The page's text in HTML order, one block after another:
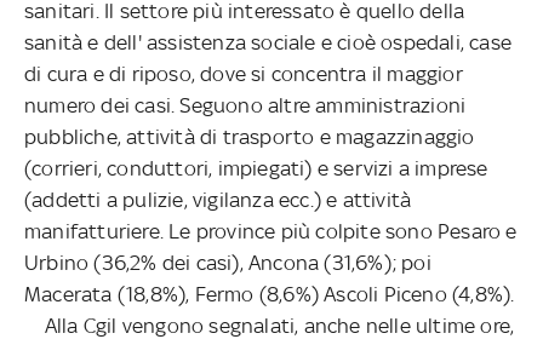
sanitari. Il settore più interessato è quello della
sanità e dell' assistenza sociale e cioè ospedali, case
di cura e di riposo, dove si concentra il maggior
numero dei casi. Seguono altre amministrazioni
pubbliche, attività di trasporto e magazzinaggio
(corrieri, conduttori, impiegati) e servizi a imprese
(addetti a pulizie, vigilanza ecc.) e attività
manifatturiere. Le province più colpite sono Pesaro e
Urbino (36,2% dei casi), Ancona (31,6%); poi
Macerata (18,8%), Fermo (8,6%) Ascoli Piceno (4,8%).
Alla Cgil vengono segnalati, anche nelle ultime ore,